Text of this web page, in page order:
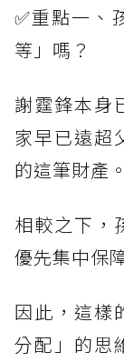
✅重點一、
等」嗎？
謝霆鋒本身
家早已遠超
的這筆財產。
相較之下，
優先集中保
因此，這樣
分配」的思